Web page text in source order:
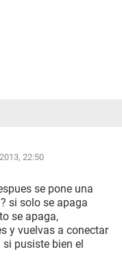
22:50
se pone una
si solo se apaga
se apaga,
y vuelvas a conectar
pusiste bien el